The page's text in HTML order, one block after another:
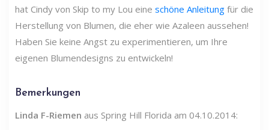
hat Cindy von Skip to my Lou eine schöne Anleitung für die
Herstellung von Blumen, die eher wie Azaleen aussehen!
Haben Sie keine Angst zu experimentieren, um Ihre
eigenen Blumendesigns zu entwickeln!
Bemerkungen
Linda F-Riemen aus Spring Hill Florida am 04.10.2014: